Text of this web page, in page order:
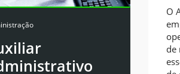
O
de